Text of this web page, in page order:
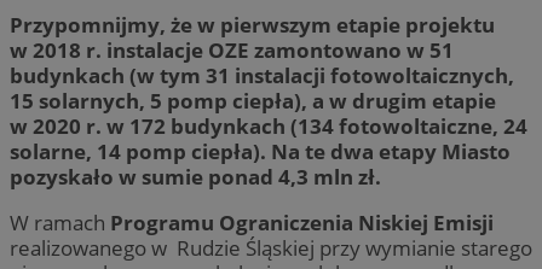
Przypomnijmy, że w pierwszym etapie projektu
w 2018 r. instalacje OZE zamontowano w 51
budynkach (w tym 31 instalacji fotowoltaicznych,
15 solarnych, 5 pomp ciepła), a w drugim etapie
w 2020 r. w 172 budynkach (134 fotowoltaiczne, 24
solarne, 14 pomp ciepła). Na te dwa etapy Miasto
pozyskało w sumie ponad 4,3 mln zł.
W ramach Programu Ograniczenia Niskiej Emisji
realizowanego w Rudzie Śląskiej przy wymianie starego